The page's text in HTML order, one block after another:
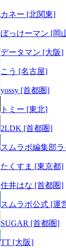
カネー [北関東]
ぼっけーマン [岡
データマン [大阪]
こう [名古屋]
yossy [首都圏]
トミー [東北]
2LDK [首都圏]
スムラボ編集部
たくすま [東京都]
住井はな [首都圏]
スムラボ公式 [運
SUGAR [首都圏]
TT [大阪]